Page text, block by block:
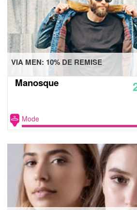
VIA MEN: 10% DE REMISE
Manosque
Mode